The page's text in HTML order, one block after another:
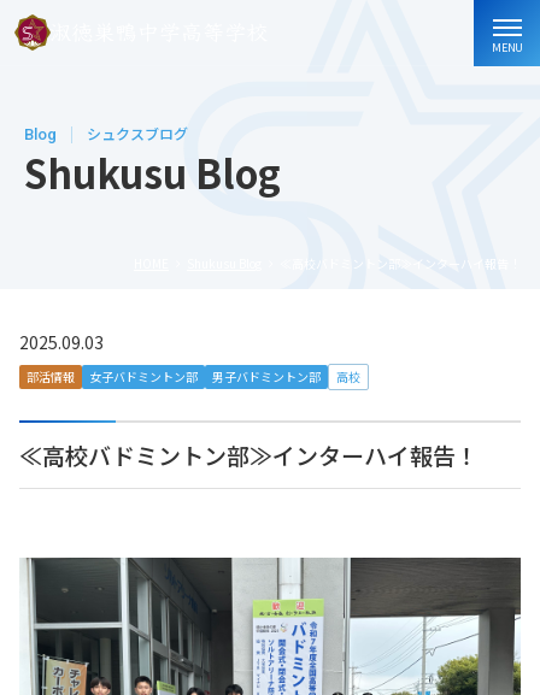
MENU
Blog シュクスブログ
Shukusu Blog
≪高校バドミントン部≫インターハイ報告！
2025.09.03
部活情報 女子バドミントン部 男子バドミントン部 高校
≪高校バドミントン部≫インターハイ報告！